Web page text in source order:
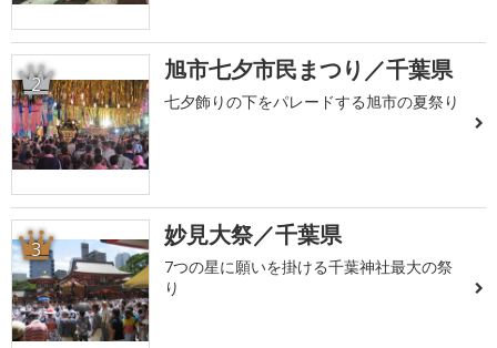
2 旭市七夕市民まつり／千葉県
七夕飾りの下をパレードする旭市の夏祭り
3 妙見大祭／千葉県
7つの星に願いを掛ける千葉神社最大の祭
り